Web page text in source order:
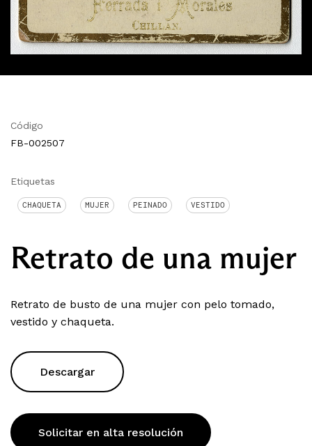
Código
FB-002507
Etiquetas
CHAQUETA MUJER PEINADO VESTIDO
Retrato de una mujer
Retrato de busto de una mujer con pelo tomado,
vestido y chaqueta.
Descargar
Solicitar en alta resolución